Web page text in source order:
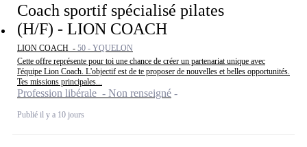
Coach sportif spécialisé pilates
(H/F) - LION COACH
LION COACH - 50 - YQUELON
Cette offre représente pour toi une chance de créer un partenariat unique avec
l'équipe Lion Coach. L'objectif est de te proposer de nouvelles et belles opportunités.
Tes missions principales...
Profession libérale - Non renseigné
Publié il y a 10 jours